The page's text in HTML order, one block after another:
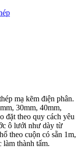
mạ kẽm điện phân.
30mm, 40mm,
đặt theo quy cách yêu
ô lưới như dày từ
theo cuộn có sẵn 1m,
thành tấm.